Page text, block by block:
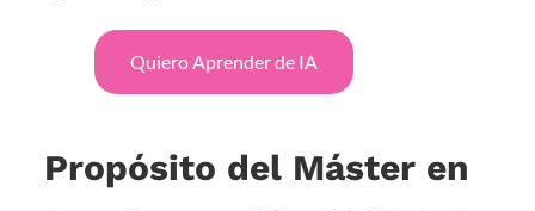
Quiero Aprender de IA
Propósito del Máster en